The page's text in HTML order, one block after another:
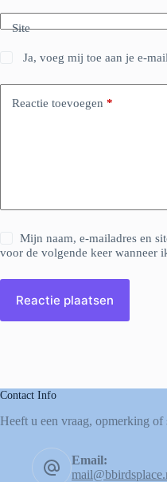
Site
Ja, voeg mij toe aan je e-
Reactie toevoegen *
Mijn naam, e-mailadres en
voor de volgende keer wanneer
Reactie plaatsen
Contact Info
Heeft u een vraag, opmerking of
Email: